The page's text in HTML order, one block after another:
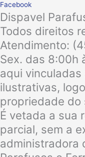
Facebook
Dispavel
Todos direitos
Atendimento:
Sex. das 8:00h
aqui
ilustrativas,
propriedade do
É vetada a sua
parcial, sem a
administradora